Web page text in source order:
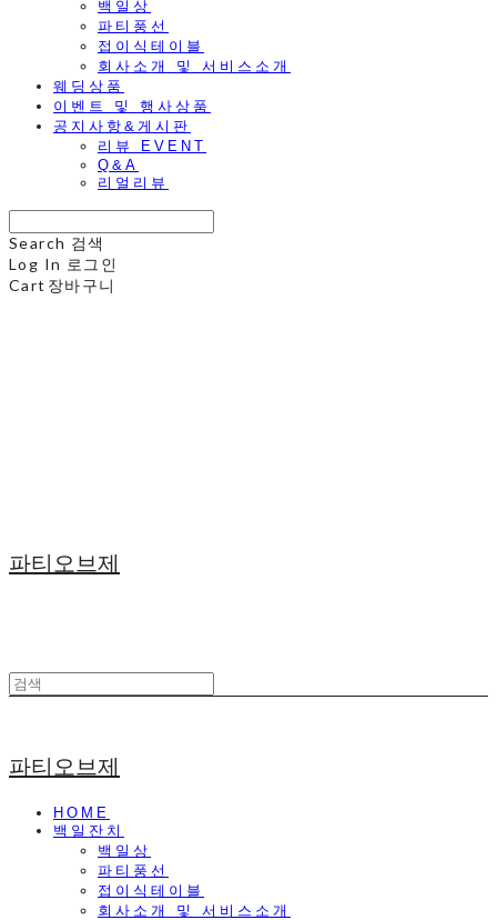
백일상
파티풍선
접이식테이블
회사소개 및 서비스소개
웨딩상품
이벤트 및 행사상품
공지사항&게시판
리뷰 EVENT
Q&A
리얼리뷰
Search 검색
Log In 로그인
Cart 장바구니
파티오브제
파티오브제
HOME
백일잔치
백일상
파티풍선
접이식테이블
회사소개 및 서비스소개